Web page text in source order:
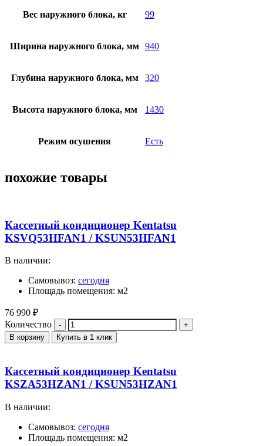
Вес наружного блока, кг 99
Ширина наружного блока, мм 940
Глубина наружного блока, мм 320
Высота наружного блока, мм 1430
Режим осушения Есть
похожие товары
Кассетный кондиционер Kentatsu
KSVQ53HFAN1 / KSUN53HFAN1
В наличии:
Самовывоз: сегодня
Площадь помещения: м2
76 990 ₽
Количество
В корзину Купить в 1 клик
Кассетный кондиционер Kentatsu
KSZA53HZAN1 / KSUN53HZAN1
В наличии:
Самовывоз: сегодня
Площадь помещения: м2